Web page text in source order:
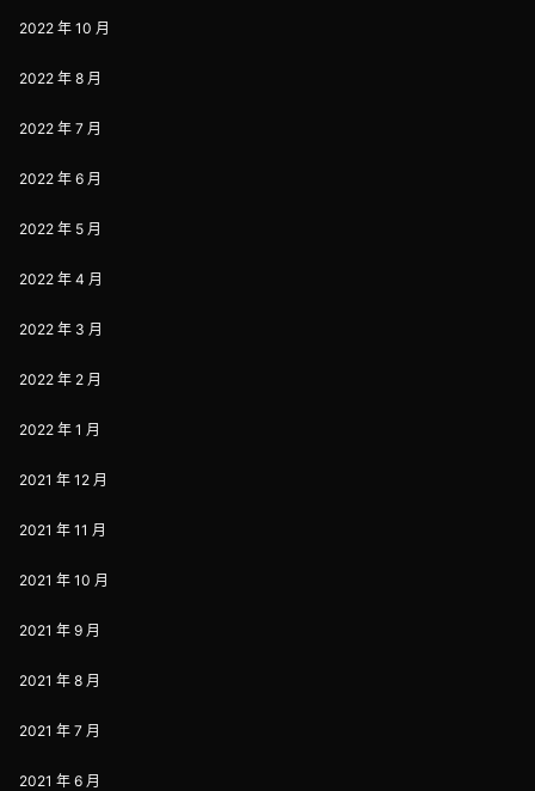
2022 年 10 月
2022 年 8 月
2022 年 7 月
2022 年 6 月
2022 年 5 月
2022 年 4 月
2022 年 3 月
2022 年 2 月
2022 年 1 月
2021 年 12 月
2021 年 11 月
2021 年 10 月
2021 年 9 月
2021 年 8 月
2021 年 7 月
2021 年 6 月